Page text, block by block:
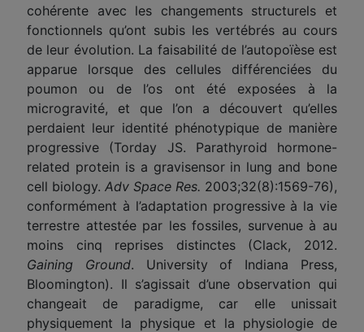
cohérente avec les changements structurels et
fonctionnels qu’ont subis les vertébrés au cours
de leur évolution. La faisabilité de l’autopoïèse est
apparue lorsque des cellules différenciées du
poumon ou de l’os ont été exposées à la
microgravité, et que l’on a découvert qu’elles
perdaient leur identité phénotypique de manière
progressive (Torday JS. Parathyroid hormone-
related protein is a gravisensor in lung and bone
cell biology. Adv Space Res. 2003;32(8):1569-76),
conformément à l’adaptation progressive à la vie
terrestre attestée par les fossiles, survenue à au
moins cinq reprises distinctes (Clack, 2012.
Gaining Ground. University of Indiana Press,
Bloomington). Il s’agissait d’une observation qui
changeait de paradigme, car elle unissait
physiquement la physique et la physiologie de